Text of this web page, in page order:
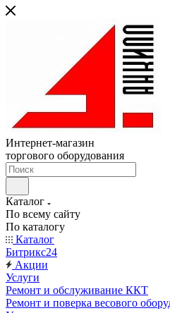
Интернет-магазин
торгового оборудования
Каталог
По всему сайту
По каталогу
Каталог
Битрикс24
Акции
Услуги
Ремонт и обслуживание ККТ
Ремонт и поверка весового